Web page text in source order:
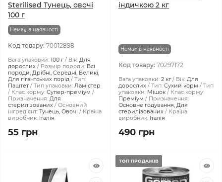
Sterilised Тунeць, овочі
100 г
Немає в наявності
Код товару: 70012898
Вага упаковки: 100 г Вік: Для
дорослих
Розмір породи: Всі
породи, Дрібні, Середні, Великі,
Для гігантських порід
Тип:
Паштет
Тип упаковки: Ламістер
Клас корму: Супер-преміум
Призначення: Для
стерилізованих
Основний
інгредієнт: Тунeць, Овочі
Країна
виробник: Італія
55 грн
індичкою 2 кг
Немає в наявності
Код товару: 70297172
Вага упаковки: 2 кг Вік: Для
дорослих
Тип: Сухий корм
Тип
упаковки: Мішок
Клас корму:
Преміум
Призначення:
Основне годування, Для
стерилізованих
Країна
виробник: Італія
490 грн
ТОП ПРОДАЖІВ